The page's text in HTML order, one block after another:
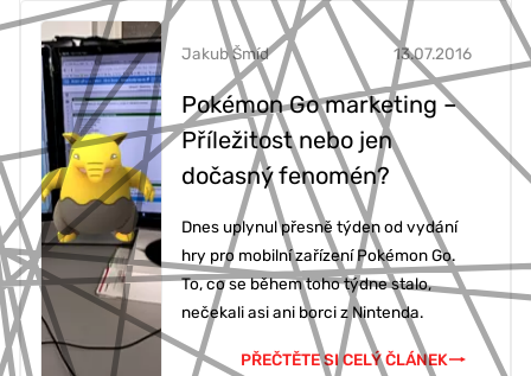
Pokémon Go marketing –
Příležitost nebo jen
dočasný fenomén?
13.07.2016
Jakub Šmíd
Dnes uplynul přesně týden od vydání
hry pro mobilní zařízení Pokémon Go.
To, co se během toho týdne stalo,
nečekali asi ani borci z Nintenda.
PŘEČTĚTE SI CELÝ ČLÁNEK